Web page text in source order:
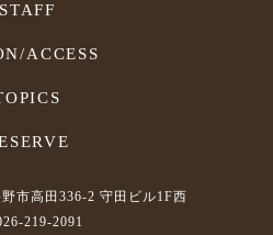
STAFF
ACCESS
市高田336-2 守田ビル1F西
219-2091